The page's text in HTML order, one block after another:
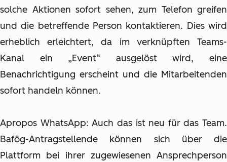
solche Aktionen sofort sehen, zum Telefon greifen
und die betreffende Person kontaktieren. Dies wird
erheblich erleichtert, da im verknüpften Teams-
Kanal ein „Event“ ausgelöst wird, eine
Benachrichtigung erscheint und die Mitarbeitenden
sofort handeln können.
Apropos WhatsApp: Auch das ist neu für das Team.
Bafög-Antragstellende können sich über die
Plattform bei ihrer zugewiesenen Ansprechperson